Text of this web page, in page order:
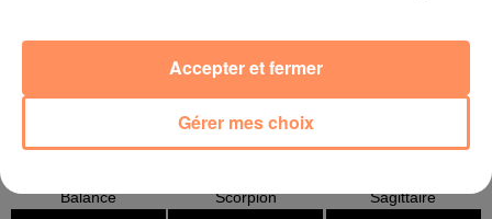
Balance Scorpion Sagittaire
Gérer mes choix
Accepter et fermer